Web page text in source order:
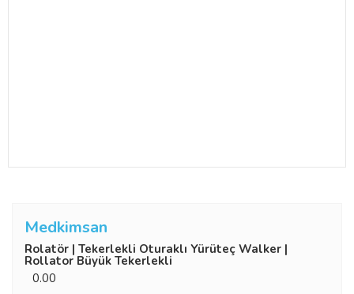
Medkimsan
Rolatör | Tekerlekli Oturaklı Yürüteç Walker |
Rollator Büyük Tekerlekli
0.00